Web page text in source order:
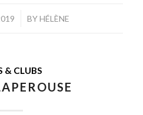
BYHÉLÈNE
& CLUBS